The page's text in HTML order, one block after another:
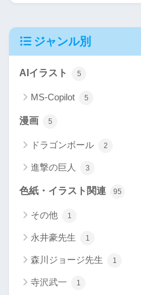
ジャンル別
AIイラスト 5
MS-Copilot 5
漫画 5
ドラゴンボール 2
進撃の巨人 3
色紙・イラスト関連 95
その他 1
永井豪先生 1
森川ジョージ先生 1
寺沢武一 1